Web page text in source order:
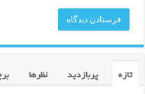
تازه پربازدید نظرها